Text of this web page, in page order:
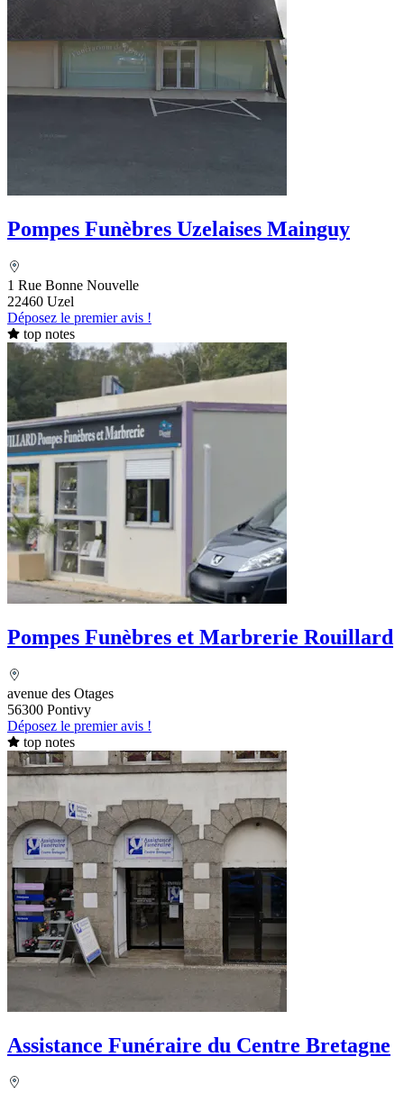
Pompes Funèbres Uzelaises Mainguy
1 Rue Bonne Nouvelle
22460 Uzel
Déposez le premier avis !
top notes
Pompes Funèbres et Marbrerie Rouillard
avenue des Otages
56300 Pontivy
Déposez le premier avis !
top notes
Assistance Funéraire du Centre Bretagne